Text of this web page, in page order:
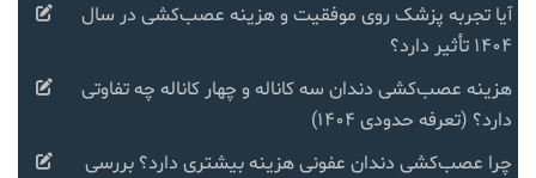
آیا تجربه پزشک روی موفقیت و هزینه عصب‌کشی در سال
۱۴۰۴ تأثیر دارد؟
هزینه عصب‌کشی دندان سه کاناله و چهار کاناله چه تفاوتی
دارد؟ (تعرفه حدودی ۱۴۰۴)
چرا عصب‌کشی دندان عفونی هزینه بیشتری دارد؟ بررسی